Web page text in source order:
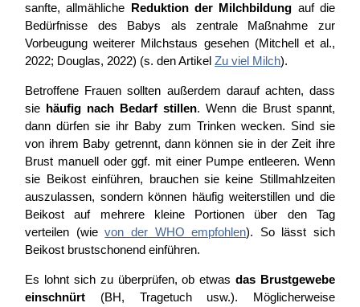
sanfte, allmähliche Reduktion der Milchbildung auf die
Bedürfnisse des Babys als zentrale Maßnahme zur
Vorbeugung weiterer Milchstaus gesehen (Mitchell et al.,
2022; Douglas, 2022) (s. den ArtikelZu viel Milch).
Betroffene Frauen sollten außerdem darauf achten, dass
sie häufig nach Bedarf stillen. Wenn die Brust spannt,
dann dürfen sie ihr Baby zum Trinken wecken. Sind sie
von ihrem Baby getrennt, dann können sie in der Zeit ihre
Brust manuell oder ggf. mit einer Pumpe entleeren. Wenn
sie Beikost einführen, brauchen sie keine Stillmahlzeiten
auszulassen, sondern können häufig weiterstillen und die
Beikost auf mehrere kleine Portionen über den Tag
verteilen (wievon der WHO empfohlen). So lässt sich
Beikost brustschonend einführen.
Es lohnt sich zu überprüfen, ob etwasdas Brustgewebe
einschnürt (BH, Tragetuch usw.). Möglicherweise